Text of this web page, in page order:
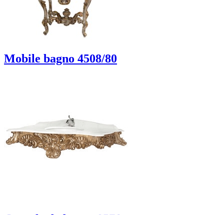
Mobile bagno 4508/80